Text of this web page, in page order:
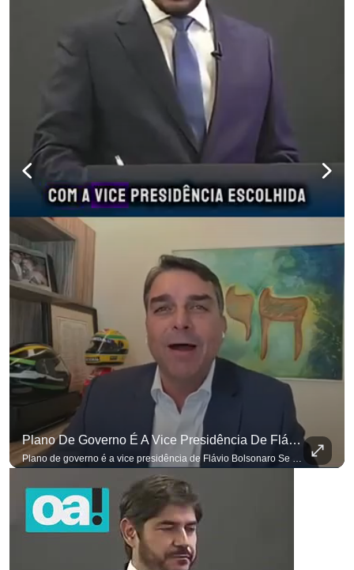
Plano De Governo É A Vice Presidência De Flávio Bolsonaro
Plano de governo é a vice presidência de Flávio Bolsonaro Se você busca informação com credibilidade, inscreva-se agora e ative o